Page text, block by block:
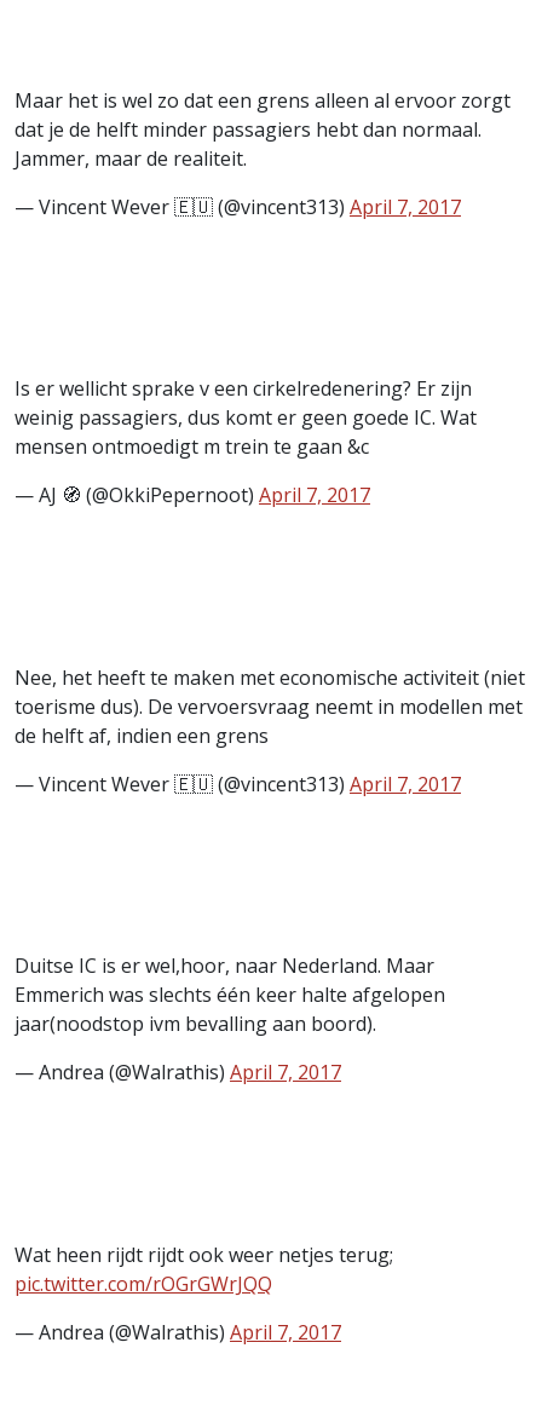
Maar het is wel zo dat een grens alleen al ervoor zorgt
dat je de helft minder passagiers hebt dan normaal.
Jammer, maar de realiteit.
— Vincent Wever 🇪🇺 (@vincent313) April 7, 2017
Is er wellicht sprake v een cirkelredenering? Er zijn
weinig passagiers, dus komt er geen goede IC. Wat
mensen ontmoedigt m trein te gaan &c
— AJ 🧭 (@OkkiPepernoot) April 7, 2017
Nee, het heeft te maken met economische activiteit (niet
toerisme dus). De vervoersvraag neemt in modellen met
de helft af, indien een grens
— Vincent Wever 🇪🇺 (@vincent313) April 7, 2017
Duitse IC is er wel,hoor, naar Nederland. Maar
Emmerich was slechts één keer halte afgelopen
jaar(noodstop ivm bevalling aan boord).
— Andrea (@Walrathis) April 7, 2017
Wat heen rijdt rijdt ook weer netjes terug;
pic.twitter.com/rOGrGWrJQQ
— Andrea (@Walrathis) April 7, 2017